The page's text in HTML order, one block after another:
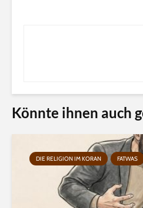
Könnte ihnen auch
DIE RELIGION IM KORAN FATWAS